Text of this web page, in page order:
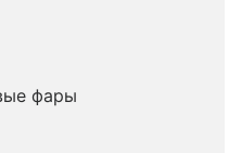
фары